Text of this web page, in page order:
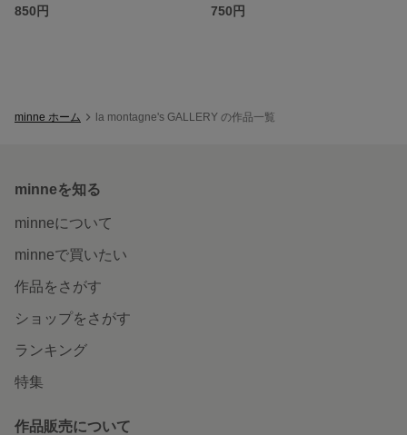
850円
750円
minne ホーム la montagne's GALLERY の作品一覧
minneを知る
minneについて
minneで買いたい
作品をさがす
ショップをさがす
ランキング
特集
作品販売について